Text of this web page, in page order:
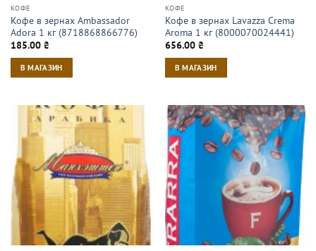
КОФЕ
Кофе в зернах Ambassador
Adora 1 кг (8718868866776)
185.00 ₴
В МАГАЗИН
КОФЕ
Кофе в зернах Lavazza Crema
Aroma 1 кг (8000070024441)
656.00 ₴
В МАГАЗИН